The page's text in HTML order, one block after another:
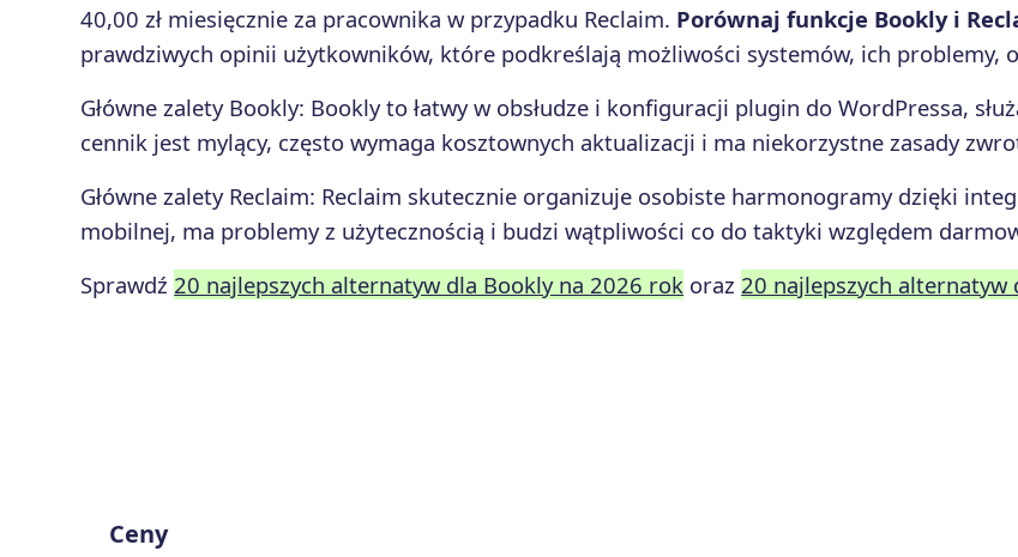
40,00 zł miesięcznie za pracownika w przypadku Reclaim. Porównaj funkcje Bookly i
prawdziwych opinii użytkowników, które podkreślają możliwości systemów, ich problemy,
Główne zalety Bookly: Bookly to łatwy w obsłudze i konfiguracji plugin do WordPressa,
cennik jest mylący, często wymaga kosztownych aktualizacji i ma niekorzystne zasady
Główne zalety Reclaim: Reclaim skutecznie organizuje osobiste harmonogramy dzięki
mobilnej, ma problemy z użytecznością i budzi wątpliwości co do taktyki względem
Sprawdź 20 najlepszych alternatyw dla Bookly na 2026 rok oraz 20 najlepszych alternatyw
Ceny